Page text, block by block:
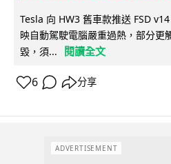
Tesla 向 HW3 舊車款推送 FSD
映自動駕駛電腦嚴重過熱，部分更
毀，須...
閱讀全文
6 分享
ADVERTISEMENT